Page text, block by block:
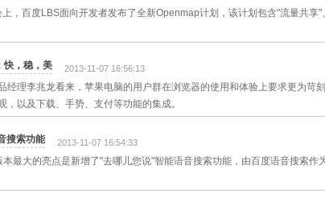
，百度LBS面向开发者发布了全新Openmap计划，该计划包含"流量共享"
快，稳，美 2013-11-07 16:56:13
经理李兆龙看来，苹果电脑的用户群在浏览器的使用和体验上要求更为苛
以及下载、手势、支付等功能的集成。
搜索功能 2013-11-07 16:54:33
最大的亮点是新增了"去哪儿您说"智能语音搜索功能，由百度语音搜索作